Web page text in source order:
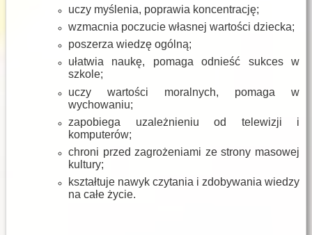
uczy myślenia, poprawia koncentrację;
wzmacnia poczucie własnej wartości dziecka;
poszerza wiedzę ogólną;
ułatwia naukę, pomaga odnieść sukces w
szkole;
uczy wartości moralnych, pomaga w
wychowaniu;
zapobiega uzależnieniu od telewizji i
komputerów;
chroni przed zagrożeniami ze strony masowej
kultury;
kształtuje nawyk czytania i zdobywania wiedzy
na całe życie.